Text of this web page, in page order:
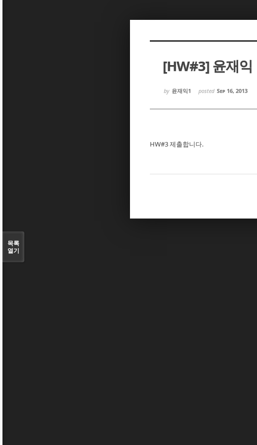
[HW#3] 윤재익
by 윤재익1 posted Sep 16, 2013
HW#3 제출합니다.
목록
열기
Sketchbook5, 스케치북5
Sketchbook5, 스케치북5
Sketchbook5, 스케치북5
Sketchbook5, 스케치북5